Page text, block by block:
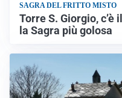
SAGRA DEL FRITTO MISTO
Torre S. Giorgio,
la Sagra più golosa